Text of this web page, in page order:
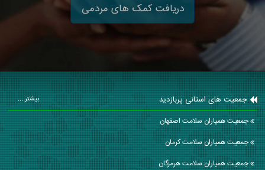
دریافت کمک های مردمی
جمعیت های استانی پربازدید بیشتر ...
جمعیت همیاران سلامت اصفهان
جمعیت همیاران سلامت كرمان
جمعیت همیاران سلامت هرمزگان